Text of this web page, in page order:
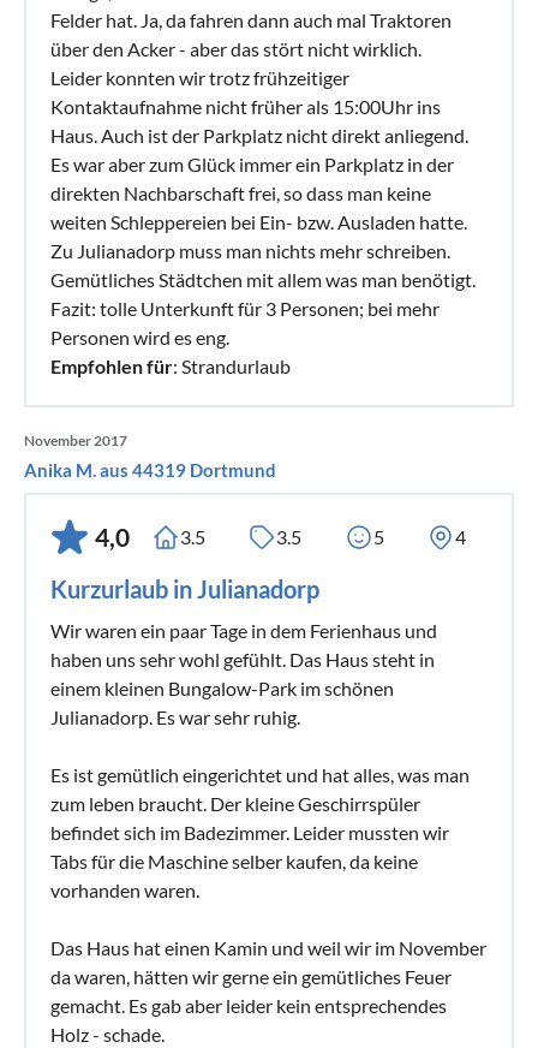
Felder hat. Ja, da fahren dann auch mal Traktoren
über den Acker - aber das stört nicht wirklich.
Leider konnten wir trotz frühzeitiger
Kontaktaufnahme nicht früher als 15:00Uhr ins
Haus. Auch ist der Parkplatz nicht direkt anliegend.
Es war aber zum Glück immer ein Parkplatz in der
direkten Nachbarschaft frei, so dass man keine
weiten Schleppereien bei Ein- bzw. Ausladen hatte.
Zu Julianadorp muss man nichts mehr schreiben.
Gemütliches Städtchen mit allem was man benötigt.
Fazit: tolle Unterkunft für 3 Personen; bei mehr
Personen wird es eng.
Empfohlen für: Strandurlaub
November 2017
Anika M. aus 44319 Dortmund
4,0 3.5 3.5 5 4
Kurzurlaub in Julianadorp
Wir waren ein paar Tage in dem Ferienhaus und
haben uns sehr wohl gefühlt. Das Haus steht in
einem kleinen Bungalow-Park im schönen
Julianadorp. Es war sehr ruhig.
Es ist gemütlich eingerichtet und hat alles, was man
zum leben braucht. Der kleine Geschirrspüler
befindet sich im Badezimmer. Leider mussten wir
Tabs für die Maschine selber kaufen, da keine
vorhanden waren.
Das Haus hat einen Kamin und weil wir im November
da waren, hätten wir gerne ein gemütliches Feuer
gemacht. Es gab aber leider kein entsprechendes
Holz - schade.